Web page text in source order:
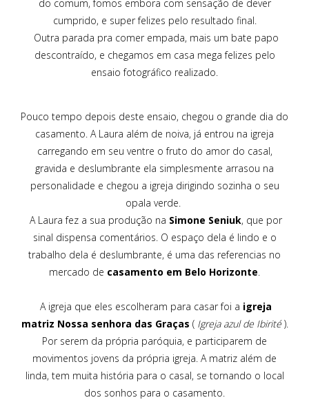
do comum, fomos embora com sensação de dever
cumprido, e super felizes pelo resultado final.
Outra parada pra comer empada, mais um bate papo
descontraído, e chegamos em casa mega felizes pelo
ensaio fotográfico realizado.
Pouco tempo depois deste ensaio, chegou o grande dia do
casamento. A Laura além de noiva, já entrou na igreja
carregando em seu ventre o fruto do amor do casal,
gravida e deslumbrante ela simplesmente arrasou na
personalidade e chegou a igreja dirigindo sozinha o seu
opala verde.
A Laura fez a sua produção na Simone Seniuk, que por
sinal dispensa comentários. O espaço dela é lindo e o
trabalho dela é deslumbrante, é uma das referencias no
mercado de casamento em Belo Horizonte.
A igreja que eles escolheram para casar foi a igreja
matriz Nossa senhora das Graças ( Igreja azul de Ibirité).
Por serem da própria paróquia, e participarem de
movimentos jovens da própria igreja. A matriz além de
linda, tem muita história para o casal, se tornando o local
dos sonhos para o casamento.